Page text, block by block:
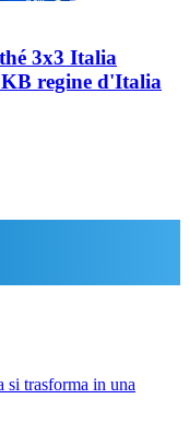
3x3 Italia
regine d'Italia
si trasforma in una